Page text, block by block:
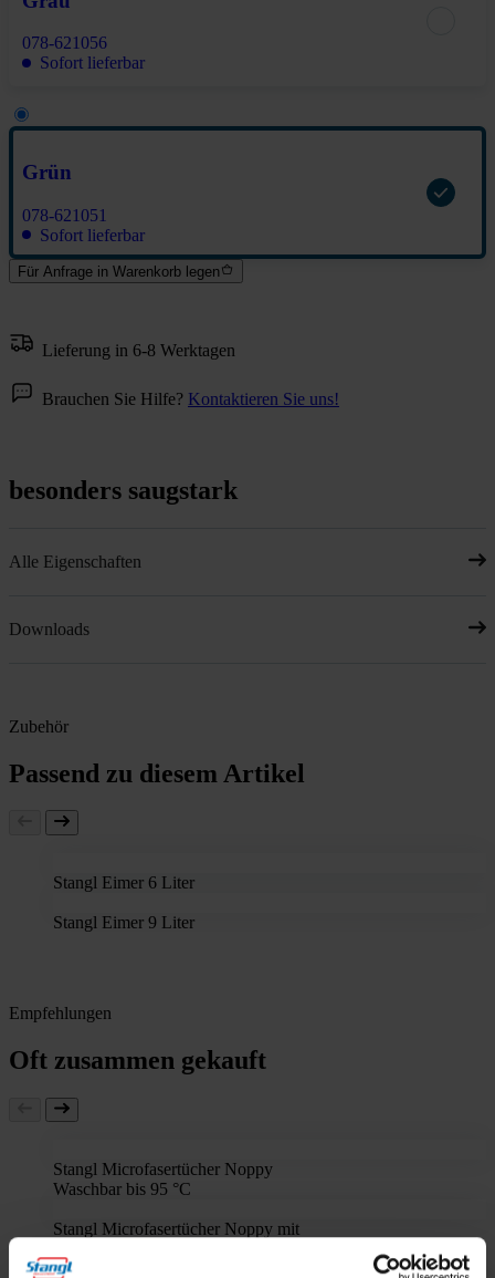
078-621056
Sofort lieferbar
Grün
078-621051
Sofort lieferbar
Für Anfrage in Warenkorb legen
Lieferung in 6-8 Werktagen
Brauchen Sie Hilfe? Kontaktieren Sie uns!
besonders saugstark
Alle Eigenschaften
Downloads
Zubehör
Passend zu diesem Artikel
Stangl Eimer 6 Liter
Stangl Eimer 9 Liter
Empfehlungen
Oft zusammen gekauft
Stangl Microfasertücher Noppy
Waschbar bis 95 °C
Stangl Microfasertücher Noppy mit
mit Piktogrammen